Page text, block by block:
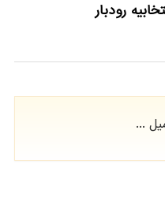
رودبار
...